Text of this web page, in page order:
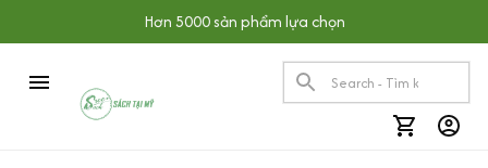
Hơn 5000 sản phẩm lựa chọn